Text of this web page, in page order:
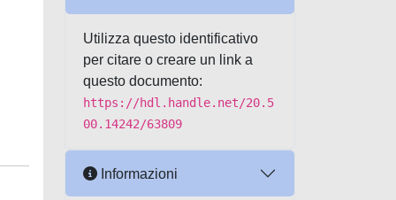
Utilizza questo identificativo
per citare o creare un link a
questo documento:
https://hdl.handle.net/20.5
00.14242/63809
Informazioni